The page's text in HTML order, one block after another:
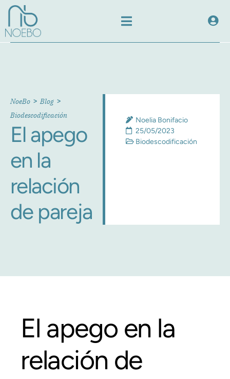
NoeBo >Blog >
Biodescodificación
El apego
en la
relación
de pareja
Noelia Bonifacio
25/05/2023
Biodescodificación
El apego en la
relación de